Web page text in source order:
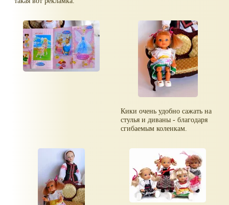
Кики очень удобно сажать на
стулья и диваны - благодаря
сгибаемым коленкам.